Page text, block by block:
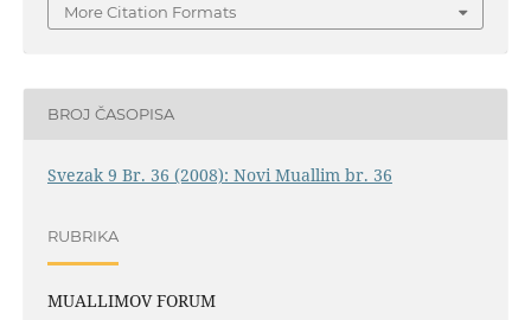
More Citation Formats
BROJ ČASOPISA
Svezak 9 Br. 36 (2008): Novi Muallim br. 36
RUBRIKA
MUALLIMOV FORUM